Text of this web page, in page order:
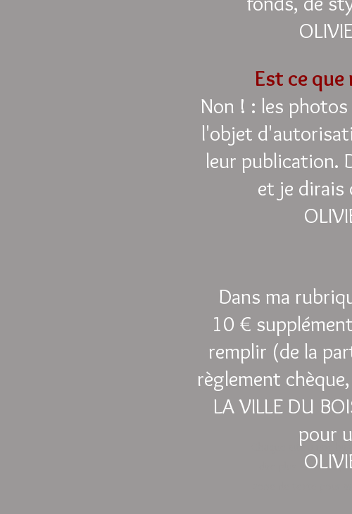
Est ce
Non ! : les photos
l'objet
leur publication.
et je dirais
Chaque site a une
dire plus sur
Dans ma
10 €
remplir (de la
règlement
LA VILLE DU
pour